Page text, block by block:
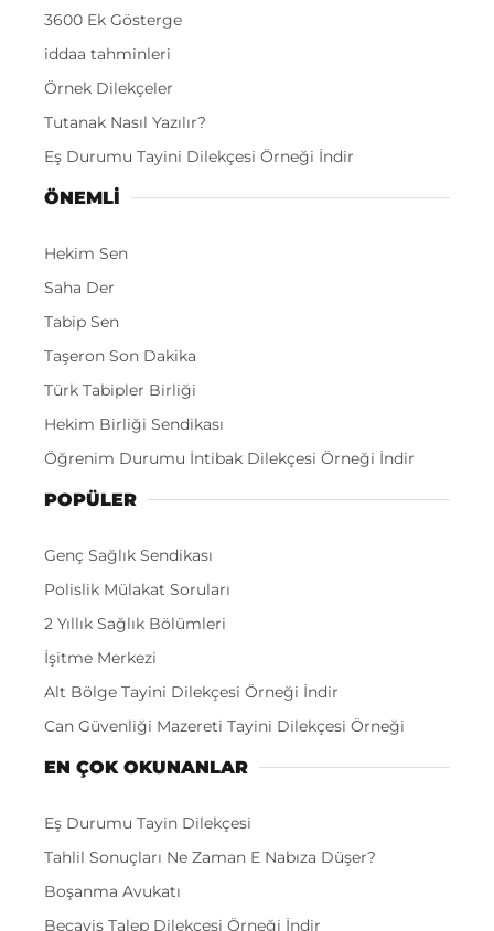
3600 Ek Gösterge
iddaa tahminleri
Örnek Dilekçeler
Tutanak Nasıl Yazılır?
Eş Durumu Tayini Dilekçesi Örneği İndir
ÖNEMLI
Hekim Sen
Saha Der
Tabip Sen
Taşeron Son Dakika
Türk Tabipler Birliği
Hekim Birliği Sendikası
Öğrenim Durumu İntibak Dilekçesi Örneği İndir
POPÜLER
Genç Sağlık Sendikası
Polislik Mülakat Soruları
2 Yıllık Sağlık Bölümleri
İşitme Merkezi
Alt Bölge Tayini Dilekçesi Örneği İndir
Can Güvenliği Mazereti Tayini Dilekçesi Örneği
EN ÇOK OKUNANLAR
Eş Durumu Tayin Dilekçesi
Tahlil Sonuçları Ne Zaman E Nabıza Düşer?
Boşanma Avukatı
Becayiş Talep Dilekçesi Örneği İndir